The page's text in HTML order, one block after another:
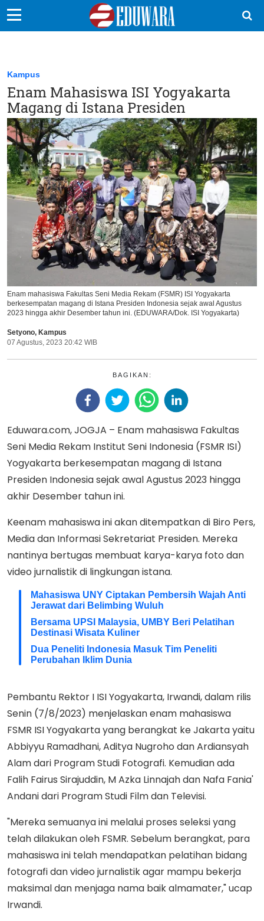
Sekolah Kita
Vokasi
Kampus
Idea
Sains
EduDana
Ikuti Kami di:
Kampus
Enam Mahasiswa ISI Yogyakarta
Magang di Istana Presiden
Enam mahasiswa Fakultas Seni Media Rekam (FSMR) ISI Yogyakarta
berkesempatan magang di Istana Presiden Indonesia sejak awal Agustus
2023 hingga akhir Desember tahun ini. (EDUWARA/Dok. ISI Yogyakarta)
Setyono, Kampus
07 Agustus, 2023 20:42 WIB
BAGIKAN:
Eduwara.com, JOGJA – Enam mahasiswa Fakultas
Seni Media Rekam Institut Seni Indonesia (FSMR ISI)
Yogyakarta berkesempatan magang di Istana
Presiden Indonesia sejak awal Agustus 2023 hingga
akhir Desember tahun ini.
Keenam mahasiswa ini akan ditempatkan di Biro Pers,
Media dan Informasi Sekretariat Presiden. Mereka
nantinya bertugas membuat karya-karya foto dan
video jurnalistik di lingkungan istana.
Mahasiswa UNY Ciptakan Pembersih Wajah Anti
Jerawat dari Belimbing Wuluh
Bersama UPSI Malaysia, UMBY Beri Pelatihan
Destinasi Wisata Kuliner
Dua Peneliti Indonesia Masuk Tim Peneliti
Perubahan Iklim Dunia
Pembantu Rektor I ISI Yogyakarta, Irwandi, dalam rilis
Senin (7/8/2023) menjelaskan enam mahasiswa
FSMR ISI Yogyakarta yang berangkat ke Jakarta yaitu
Abbiyyu Ramadhani, Aditya Nugroho dan Ardiansyah
Alam dari Program Studi Fotografi. Kemudian ada
Falih Fairus Sirajuddin, M Azka Linnajah dan Nafa Fania'
Andani dari Program Studi Film dan Televisi.
"Mereka semuanya ini melalui proses seleksi yang
telah dilakukan oleh FSMR. Sebelum berangkat, para
mahasiswa ini telah mendapatkan pelatihan bidang
fotografi dan video jurnalistik agar mampu bekerja
maksimal dan menjaga nama baik almamater," ucap
Irwandi.